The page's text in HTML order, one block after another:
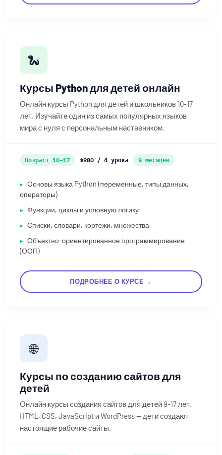
🐍
Курсы Python для детей онлайн
Онлайн курсы Python для детей и школьников 10-17
лет. Изучайте один из самых популярных языков
мира с нуля с персональным наставником.
Возраст 10–17 $280 / 4 урока 9 месяцев
Основы языка Python (переменные, типы данных,
операторы)
Функции, циклы и условную логику
Списки, словари, кортежи, множества
Объектно-ориентированное программирование
(ООП)
ПОДРОБНЕЕ О КУРСЕ →
🌐
Курсы по созданию сайтов для
детей
Онлайн курсы создания сайтов для детей 9-17 лет.
HTML, CSS, JavaScript и WordPress — дети создают
настоящие рабочие сайты.